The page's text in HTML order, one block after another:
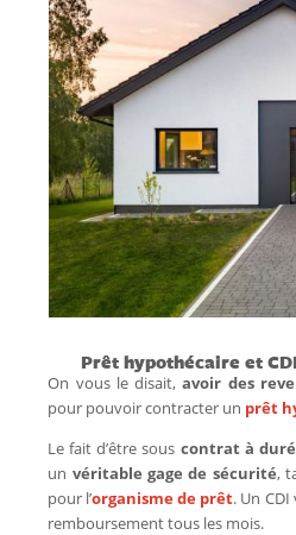
Prêt hypothécaire et
On vous le disait,avoir des
pour pouvoir contracter un prêt
Le fait d’être sous contrat à
un véritable gage de sécurité,
pour l’organisme de prêt. Un
remboursement tous les mois.